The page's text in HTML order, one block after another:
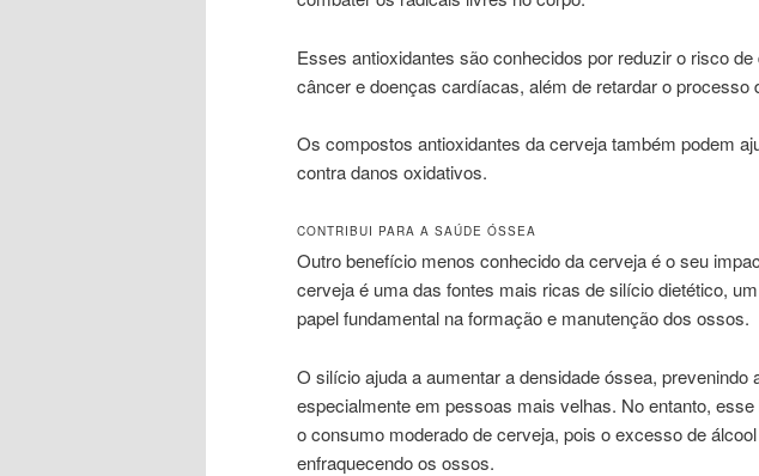
Esses antioxidantes são conhecidos por reduzir o risco
câncer e doenças cardíacas, além de retardar o processo
Os compostos antioxidantes da cerveja também podem
contra danos oxidativos.
CONTRIBUI PARA A SAÚDE ÓSSEA
Outro benefício menos conhecido da cerveja é o seu
cerveja é uma das fontes mais ricas de silício dietético,
papel fundamental na formação e manutenção dos ossos.
O silício ajuda a aumentar a densidade óssea, prevenindo
especialmente em pessoas mais velhas. No entanto,
o consumo moderado de cerveja, pois o excesso de
enfraquecendo os ossos.